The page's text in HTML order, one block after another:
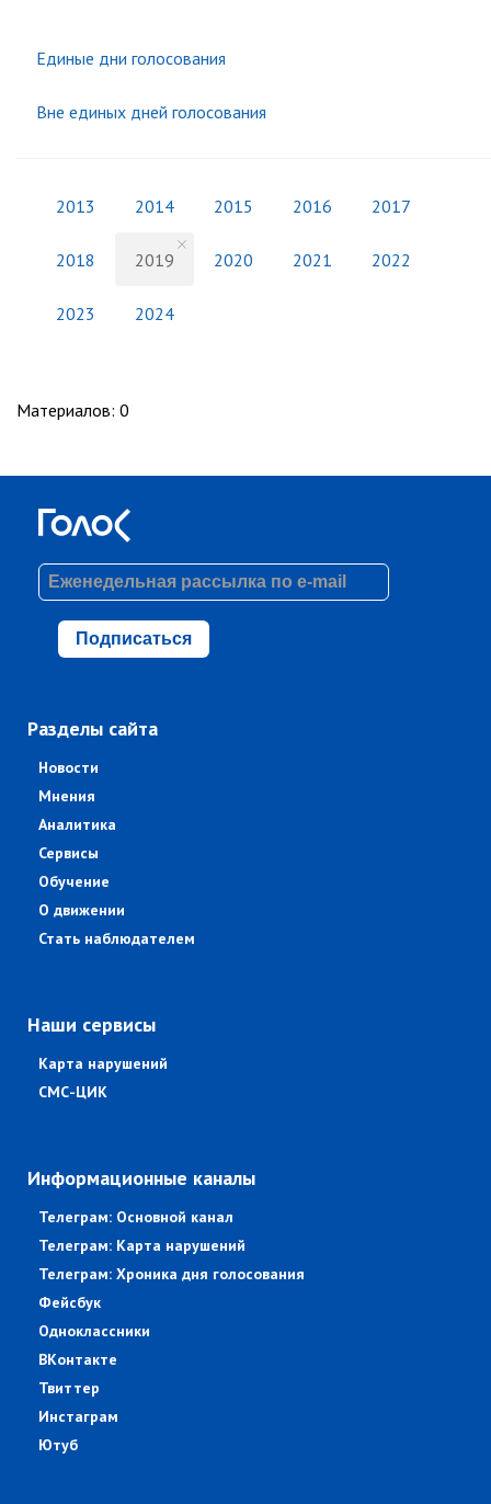
Единые дни голосования
Вне единых дней голосования
2013 2014 2015 2016 2017
2018 2019 2020 2021 2022
2023 2024
Материалов: 0
Подписаться
Разделы сайта
Новости
Мнения
Аналитика
Сервисы
Обучение
О движении
Стать наблюдателем
Наши сервисы
Карта нарушений
СМС-ЦИК
Информационные каналы
Телеграм: Основной канал
Телеграм: Карта нарушений
Телеграм: Хроника дня голосования
Фейсбук
Одноклассники
ВКонтакте
Твиттер
Инстаграм
Ютуб